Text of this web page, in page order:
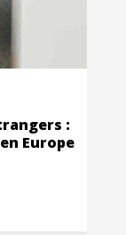
:
Europe